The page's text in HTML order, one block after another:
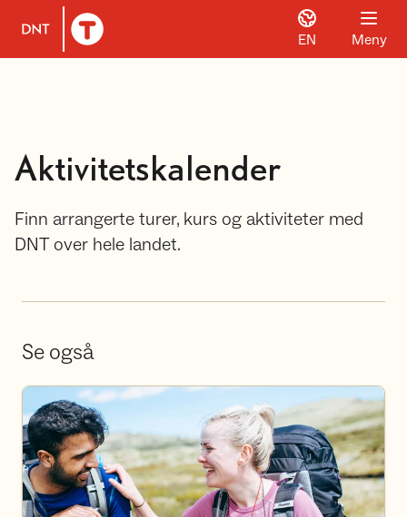
Til DNT.no forside
EN Meny
Aktivitetskalender
Finn arrangerte turer, kurs og aktiviteter med
DNT over hele landet.
Se også
Bli frivillig